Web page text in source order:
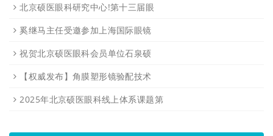
北京硕医眼科研究中心!第十三届眼
奚继马主任受邀参加上海国际眼镜
祝贺北京硕医眼科会员单位石泉硕
【权威发布】角膜塑形镜验配技术
2025年北京硕医眼科线上体系课题第